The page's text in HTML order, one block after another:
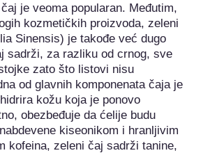
je veoma popularan. Međutim,
kozmetičkih proizvoda, zeleni
Sinensis) je takođe već dugo
sadrži, za razliku od crnog, sve
zato što listovi nisu
od glavnih komponenata čaja je
kožu koja je ponovo
obezbeđuje da ćelije budu
kiseonikom i hranljivim
kofeina, zeleni čaj sadrži tanine,